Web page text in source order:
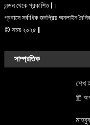
লন্ডন থেকে প্রকাশিত |।
প্রবাসে সর্বাধিক জনপ্রিয় অনলাইন দৈনিক
© সময় ২০২৫ ||
সাম্প্রতিক
শেখ